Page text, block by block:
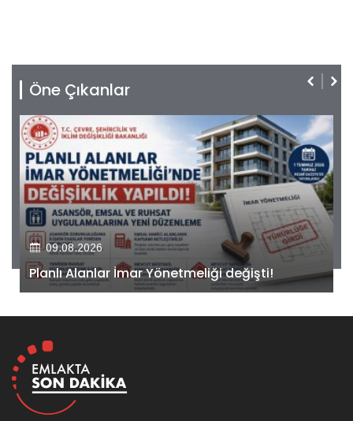
Öne Çıkanlar
09.08.2026
Kiler GYO’dan Pendik Dolayoba projesiyle ilgili
önemli adım!